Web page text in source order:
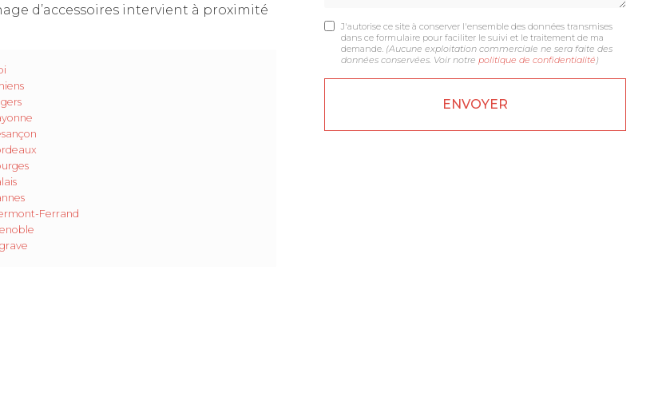
d’accessoires intervient à proximité
Ferrand
J'autorise ce site à conserver l'ensemble des données transmises
dans ce formulaire pour faciliter le suivi et le traitement de ma
demande. (Aucune exploitation commerciale ne sera faite des
données conservées. Voir notre politique de confidentialité )